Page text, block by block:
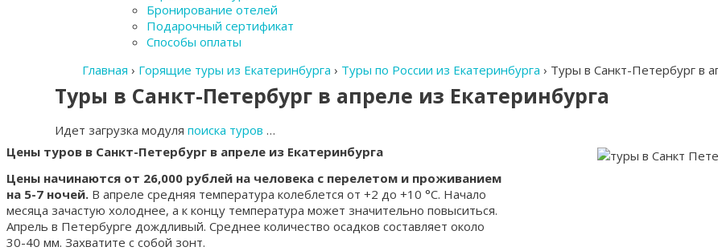
Бронирование отелей
Подарочный сертификат
Способы оплаты
Главная › Горящие туры из Екатеринбурга › Туры по России из Екатеринбурга › Туры в Санкт-Петербург в
Туры в Санкт-Петербург в апреле из Екатеринбурга
Идет загрузка модуля поиска туров …
Цены туров в Санкт-Петербург в апреле из Екатеринбурга
Цены начинаются от 26,000 рублей на человека с перелетом и проживанием
на 5-7 ночей. В апреле средняя температура колеблется от +2 до +10 °C. Начало
месяца зачастую холоднее, а к концу температура может значительно повыситься.
Апрель в Петербурге дождливый. Среднее количество осадков составляет около
30-40 мм. Захватите с собой зонт.